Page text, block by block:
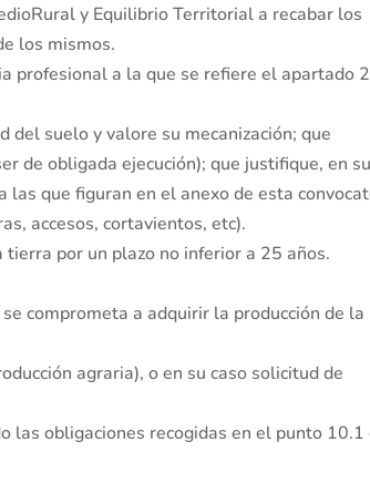
y Equilibrio Territorial a recabar los
los mismos.
profesional a la que se refiere el apartado
del suelo y valore su mecanización; que
de obligada ejecución); que justifique, en su
que figuran en el anexo de esta
accesos, cortavientos, etc).
por un plazo no inferior a 25 años.
comprometa a adquirir la producción de la
agraria), o en su caso solicitud de
las obligaciones recogidas en el punto 10.1